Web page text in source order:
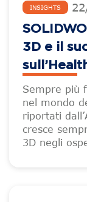
INSIGHTS 22
3D e il
Sempre più
nel mondo
riportati
cresce
3D negli